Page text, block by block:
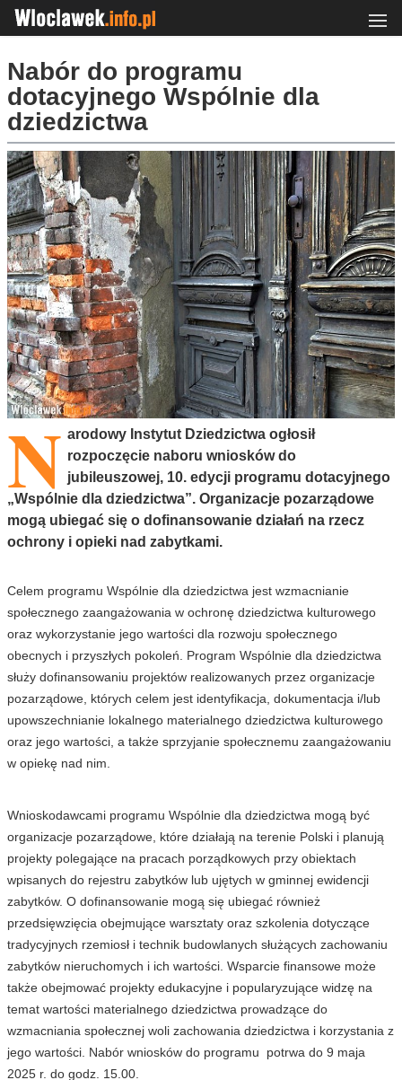
Nabór do programu
dotacyjnego Wspólnie dla
dziedzictwa
N arodowy Instytut Dziedzictwa ogłosił
rozpoczęcie naboru wniosków do
jubileuszowej, 10. edycji programu dotacyjnego
„Wspólnie dla dziedzictwa”. Organizacje pozarządowe
mogą ubiegać się o dofinansowanie działań na rzecz
ochrony i opieki nad zabytkami.
Celem programu Wspólnie dla dziedzictwa jest wzmacnianie
społecznego zaangażowania w ochronę dziedzictwa kulturowego
oraz wykorzystanie jego wartości dla rozwoju społecznego
obecnych i przyszłych pokoleń. Program Wspólnie dla dziedzictwa
służy dofinansowaniu projektów realizowanych przez organizacje
pozarządowe, których celem jest identyfikacja, dokumentacja i/lub
upowszechnianie lokalnego materialnego dziedzictwa kulturowego
oraz jego wartości, a także sprzyjanie społecznemu zaangażowaniu
w opiekę nad nim.
Wnioskodawcami programu Wspólnie dla dziedzictwa mogą być
organizacje pozarządowe, które działają na terenie Polski i planują
projekty polegające na pracach porządkowych przy obiektach
wpisanych do rejestru zabytków lub ujętych w gminnej ewidencji
zabytków. O dofinansowanie mogą się ubiegać również
przedsięwzięcia obejmujące warsztaty oraz szkolenia dotyczące
tradycyjnych rzemiosł i technik budowlanych służących zachowaniu
zabytków nieruchomych i ich wartości. Wsparcie finansowe może
także obejmować projekty edukacyjne i popularyzujące widzę na
temat wartości materialnego dziedzictwa prowadzące do
wzmacniania społecznej woli zachowania dziedzictwa i korzystania z
jego wartości. Nabór wniosków do programu potrwa do 9 maja
2025 r. do godz. 15.00.